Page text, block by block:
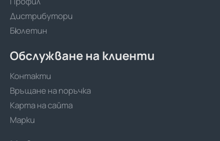
Дистрибутори
Бюлетин
Обслужване на клиенти
Контакти
Връщане на поръчка
Карта на сайта
Марки